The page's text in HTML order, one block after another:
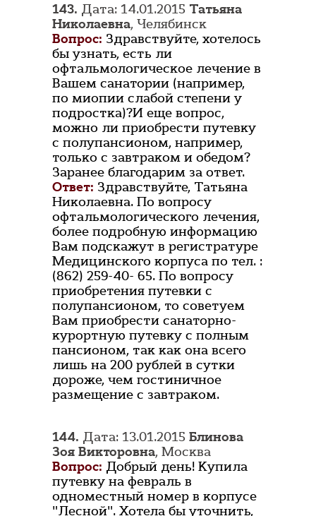
143. Дата: 14.01.2015 Татьяна
Николаевна, Челябинск
Вопрос: Здравствуйте, хотелось
бы узнать, есть ли
офтальмологическое лечение в
Вашем санатории (например,
по миопии слабой степени у
подростка)?И еще вопрос,
можно ли приобрести путевку
с полупансионом, например,
только с завтраком и обедом?
Заранее благодарим за ответ.
Ответ: Здравствуйте, Татьяна
Николаевна. По вопросу
офтальмологического лечения,
более подробную информацию
Вам подскажут в регистратуре
Медицинского корпуса по тел. :
(862) 259-40- 65. По вопросу
приобретения путевки с
полупансионом, то советуем
Вам приобрести санаторно-
курортную путевку с полным
пансионом, так как она всего
лишь на 200 рублей в сутки
дороже, чем гостиничное
размещение с завтраком.
144. Дата: 13.01.2015 Блинова
Зоя Викторовна, Москва
Вопрос: Добрый день! Купила
путевку на февраль в
одноместный номер в корпусе
"Лесной". Хотела бы уточнить,